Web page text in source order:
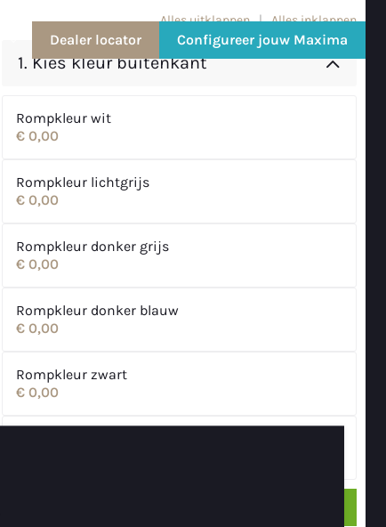
Dealer locator Configureer jouw Maxima
Alles uitklappen | Alles inklappen
1. Kies kleur buitenkant
Rompkleur wit
€ 0,00
Rompkleur lichtgrijs
€ 0,00
Rompkleur donker grijs
€ 0,00
Rompkleur donker blauw
€ 0,00
Rompkleur zwart
€ 0,00